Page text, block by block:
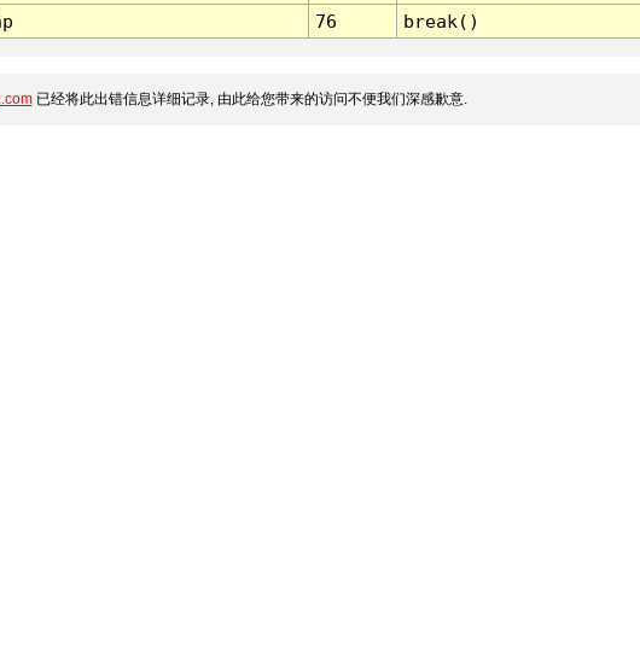
76 break()
已经将此出错信息详细记录, 由此给您带来的访问不便我们深感歉意.